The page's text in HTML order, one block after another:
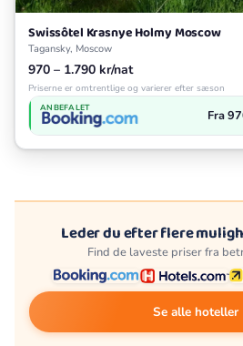
Swissôtel Krasnye Holmy Moscow
Tagansky, Moscow
970 – 1.790 kr/nat
Priserne er omtrentlige og varierer efter sæson
ANBEFALET Fra
Leder du efter flere
Find de laveste priser fra
Se alle